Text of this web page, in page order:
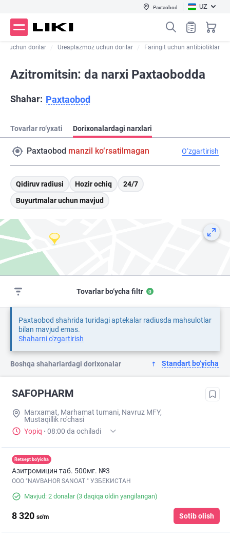
Paxtaobod UZ
uchun dorilar Ureaplazmoz uchun dorilar Faringit uchun antibiotiklar
Azitromitsin: da narxi Paxtaobodda
Shahar: Paxtaobod
Tovarlar ro‘yxati Dorixonalardagi narxlari
Paxtaobod manzil ko‘rsatilmagan O‘zgartirish
Qidiruv radiusi Hozir ochiq
24/7
Buyurtmalar uchun mavjud
Tovarlar bo‘ycha filtr 0
Paxtaobod shahrida turidagi aptekalar radiusda mahsulotlar
bilan mavjud emas.
Shaharni o'zgartirish
Boshqa shaharlardagi dorixonalar Standart bo‘yicha
SAFOPHARM
Marxamat, Marhamat tumani, Navruz MFY,
Mustaqillik ro'chasi
Yopiq · 08:00 da ochiladi
Retsept bo'yicha
Азитромицин таб. 500мг. №3
ООО "NAVBAHOR SANOAT " УЗБЕКИСТАН
Mavjud: 2 donalar(3 daqiqa oldin yangilangan)
8 320 so'm Sotib olish